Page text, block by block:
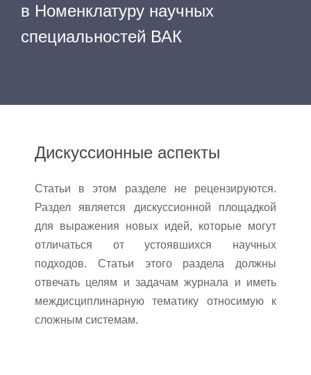
в Номенклатуру научных
специальностей ВАК
Дискуссионные аспекты
Статьи в этом разделе не рецензируются.
Раздел является дискуссионной площадкой
для выражения новых идей, которые могут
отличаться от устоявшихся научных
подходов. Статьи этого раздела должны
отвечать целям и задачам журнала и иметь
междисциплинарную тематику относимую к
сложным системам.